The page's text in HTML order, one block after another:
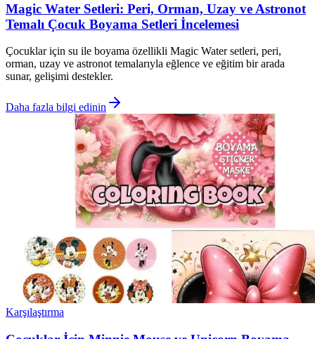
Magic Water Setleri: Peri, Orman, Uzay ve Astronot
Temalı Çocuk Boyama Setleri İncelemesi
Çocuklar için su ile boyama özellikli Magic Water setleri, peri,
orman, uzay ve astronot temalarıyla eğlence ve eğitim bir arada
sunar, gelişimi destekler.
Daha fazla bilgi edinin
Karşılaştırma